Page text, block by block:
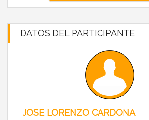
DATOS DEL PARTICIPANTE
JOSE LORENZO CARDONA